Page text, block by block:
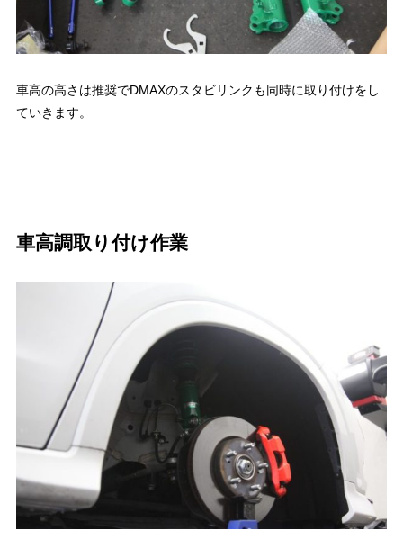
車高の高さは推奨でDMAXのスタビリンクも同時に取り付けをし
ていきます。
車高調取り付け作業